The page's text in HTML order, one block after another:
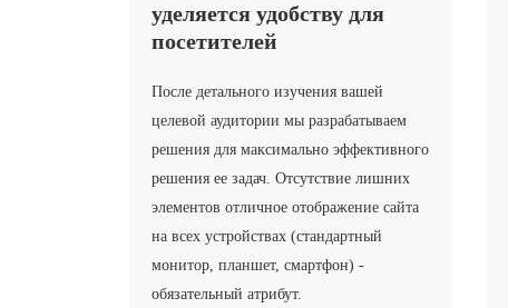
уделяется удобству для
посетителей
После детального изучения вашей
целевой аудитории мы разрабатываем
решения для максимально эффективного
решения ее задач. Отсутствие лишних
элементов отличное отображение сайта
на всех устройствах (стандартный
монитор, планшет, смартфон) -
обязательный атрибут.